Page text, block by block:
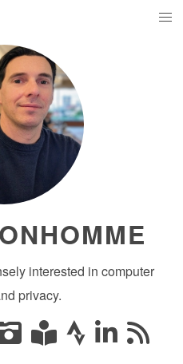
interested in computer
privacy.